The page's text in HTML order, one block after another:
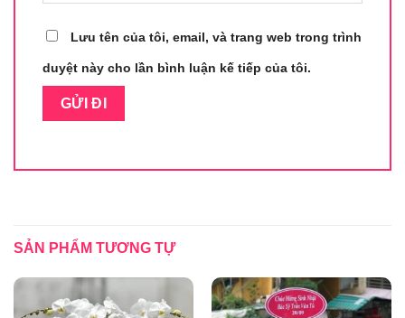
Lưu tên của tôi, email, và trang web trong trình
duyệt này cho lần bình luận kế tiếp của tôi.
SẢN PHẨM TƯƠNG TỰ